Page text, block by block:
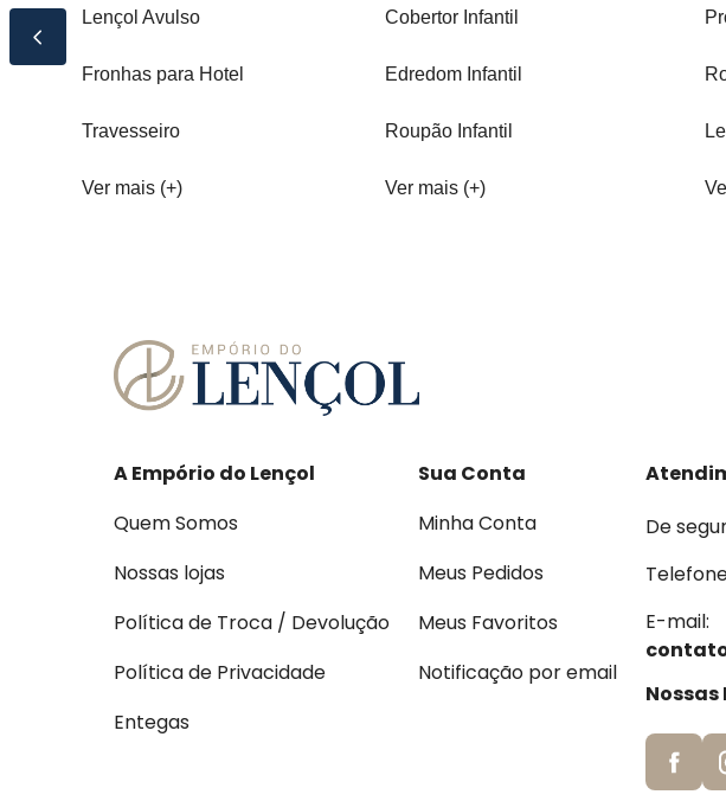
Lençol Avulso
Fronhas para Hotel
Travesseiro
Ver mais (+)
Cobertor Infantil
Edredom Infantil
Roupão Infantil
Ver mais (+)
A Empório do Lençol
Quem Somos
Nossas lojas
Política de Troca / Devolução
Política de Privacidade
Entegas
Sua Conta
Minha Conta
Meus Pedidos
Meus Favoritos
Notificação por email
De
E-mail:
Nossas